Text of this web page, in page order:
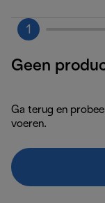
1
Geen
Ga terug en
voeren.